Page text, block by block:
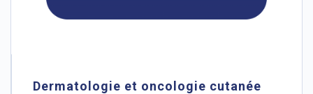
Dermatologie et oncologie cutanée